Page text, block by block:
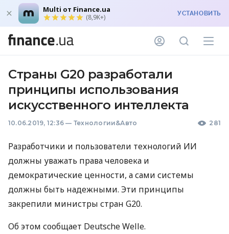
Multi от Finance.ua
(8,9K+) УСТАНОВИТЬ
Страны G20 разработали
принципы использования
искусственного интеллекта
10.06.2019, 12:36 — Технологии&Авто 281
Разработчики и пользователи технологий ИИ
должны уважать права человека и
демократические ценности, а сами системы
должны быть надежными. Эти принципы
закрепили министры стран G20.
Об этом сообщает Deutsche Welle.